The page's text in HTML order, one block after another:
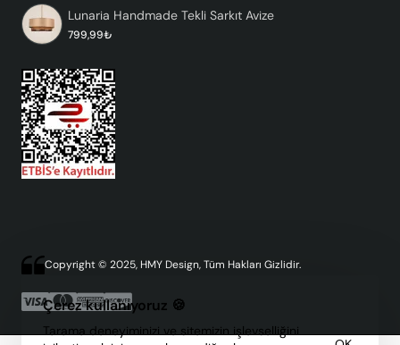
Çerez kullanıyoruz 🍪
Tarama deneyiminizi ve sitemizin işlevselliğini
Lunaria Handmade Tekli Sarkıt Avize
799,99₺
Copyright © 2025, HMY Design, Tüm Hakları Gizlidir.